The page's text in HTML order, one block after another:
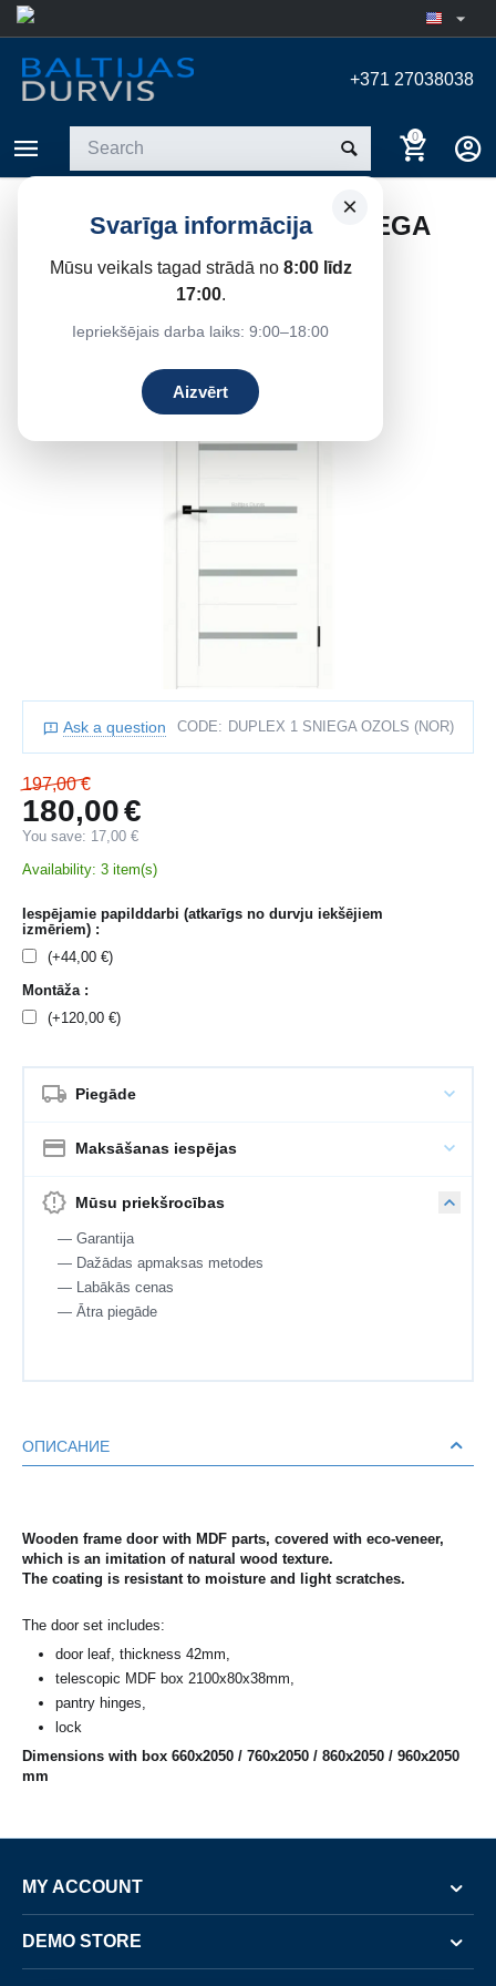
+371 27038038
0
×
Svarīga informācija
Mūsu veikals tagad strādā no 8:00 līdz
17:00.
Iepriekšējais darba laiks: 9:00–18:00
Aizvērt
IEKŠDURVIS DUPLEX 1 SNIEGA
OZOLS
9%
Ask a question CODE: DUPLEX 1 SNIEGA OZOLS (NOR)
197,00 €
180,00€
You save: 17,00 €
Availability: 3 item(s)
Iespējamie papilddarbi (atkarīgs no durvju iekšējiem
izmēriem) :
(+44,00 €)
Montāža :
(+120,00 €)
Piegāde
Maksāšanas iespējas
Mūsu priekšrocības
— Garantija
— Dažādas apmaksas metodes
— Labākās cenas
— Ātra piegāde
ОПИСАНИЕ
Wooden frame door with MDF parts, covered with eco-veneer,
which is an imitation of natural wood texture.
The coating is resistant to moisture and light scratches.
The door set includes:
door leaf, thickness 42mm,
telescopic MDF box 2100x80x38mm,
pantry hinges,
lock
Dimensions with box 660x2050 / 760x2050 / 860x2050 / 960x2050
mm
MY ACCOUNT
DEMO STORE